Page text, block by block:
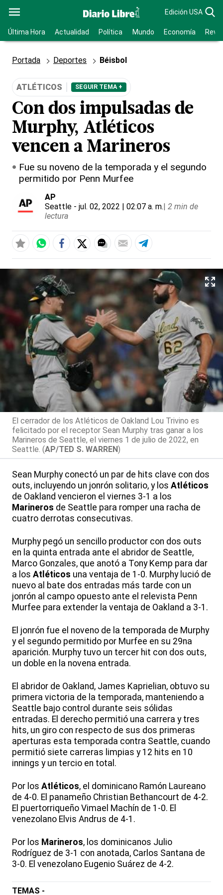
Edición USA
Última Hora Actualidad Política Mundo Economía
Portada Deportes Béisbol
ATLÉTICOS SEGUIR TEMA +
Con dos impulsadas de
Murphy, Atléticos
vencen a Marineros
Fue su noveno de la temporada y el segundo
permitido por Penn Murfee
AP
Seattle - jul. 02, 2022 | 02:07 a. m.| 2 min de
lectura
El cerrador de los Atléticos de Oakland Lou Trivino es
felicitado por el receptor Sean Murphy tras ganar a los
Marineros de Seattle, el viernes 1 de julio de 2022, en
Seattle. (AP/TED S. WARREN)
Sean Murphy conectó un par de hits clave con dos
outs, incluyendo un jonrón solitario, y los Atléticos
de Oakland vencieron el viernes 3-1 a los
Marineros de Seattle para romper una racha de
cuatro derrotas consecutivas.
Murphy pegó un sencillo productor con dos outs
en la quinta entrada ante el abridor de Seattle,
Marco Gonzales, que anotó a Tony Kemp para dar
a los Atléticos una ventaja de 1-0. Murphy lució de
nuevo al bate dos entradas más tarde con un
jonrón al campo opuesto ante el relevista Penn
Murfee para extender la ventaja de Oakland a 3-1.
El jonrón fue el noveno de la temporada de Murphy
y el segundo permitido por Murfee en su 29na
aparición. Murphy tuvo un tercer hit con dos outs,
un doble en la novena entrada.
El abridor de Oakland, James Kaprielian, obtuvo su
primera victoria de la temporada, manteniendo a
Seattle bajo control durante seis sólidas
entradas. El derecho permitió una carrera y tres
hits, un giro con respecto de sus dos primeras
aperturas esta temporada contra Seattle, cuando
permitió siete carreras limpias y 12 hits en 10
innings y un tercio en total.
Por los Atléticos, el dominicano Ramón Laureano
de 4-0. El panameño Christian Bethancourt de 4-2.
El puertorriqueño Vimael Machín de 1-0. El
venezolano Elvis Andrus de 4-1.
Por los Marineros, los dominicanos Julio
Rodríguez de 3-1 con anotada, Carlos Santana de
3-0. El venezolano Eugenio Suárez de 4-2.
TEMAS -